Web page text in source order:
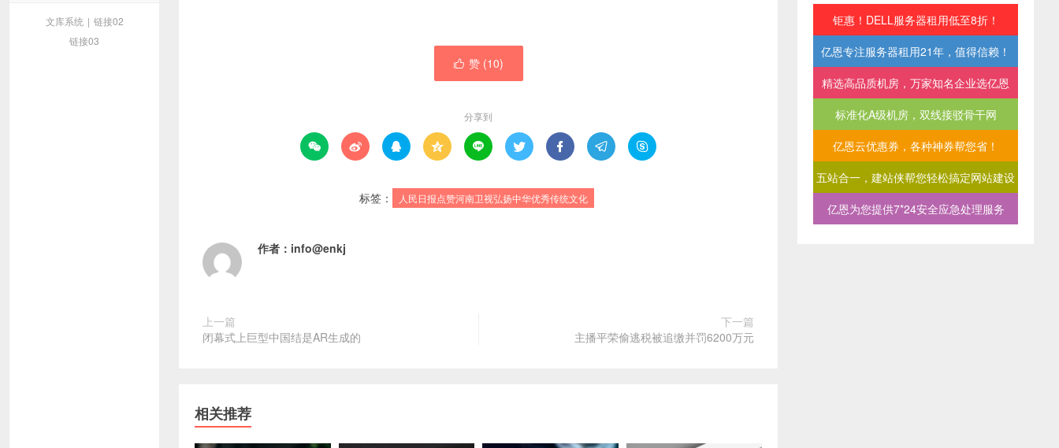
文库系统 | 链接02
链接03
 赞 (10)
分享到
        
标签： 人民日报点赞河南卫视弘扬中华优秀传统文化
作者： info@enkj
上一篇
闭幕式上巨型中国结是AR生成的
下一篇
主播平荣偷逃税被追缴并罚6200万元
相关推荐
钜惠！DELL服务器租用低至8折！
亿恩专注服务器租用21年，值得信赖！
精选高品质机房，万家知名企业选亿恩
标准化A级机房，双线接驳骨干网
亿恩云优惠券，各种神券帮您省！
五站合一，建站侠帮您轻松搞定网站建设
亿恩为您提供7*24安全应急处理服务